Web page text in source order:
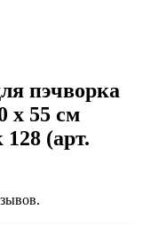
пэчворка
x 55 см
(арт.